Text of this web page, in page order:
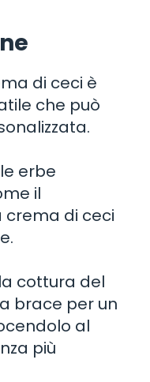
di ceci è
che può
erbe
il
crema di ceci
cottura del
brace per un
al
più